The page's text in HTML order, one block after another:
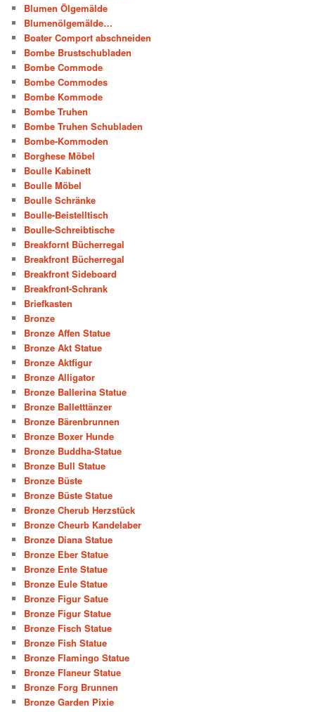
Blumen Ölgemälde
Blumenölgemälde…
Boater Comport abschneiden
Bombe Brustschubladen
Bombe Commode
Bombe Commodes
Bombe Kommode
Bombe Truhen
Bombe Truhen Schubladen
Bombe-Kommoden
Borghese Möbel
Boulle Kabinett
Boulle Möbel
Boulle Schränke
Boulle-Beistelltisch
Boulle-Schreibtische
Breakfornt Bücherregal
Breakfront Bücherregal
Breakfront Sideboard
Breakfront-Schrank
Briefkasten
Bronze
Bronze Affen Statue
Bronze Akt Statue
Bronze Aktfigur
Bronze Alligator
Bronze Ballerina Statue
Bronze Balletttänzer
Bronze Bärenbrunnen
Bronze Boxer Hunde
Bronze Buddha-Statue
Bronze Bull Statue
Bronze Büste
Bronze Büste Statue
Bronze Cherub Herzstück
Bronze Cheurb Kandelaber
Bronze Diana Statue
Bronze Eber Statue
Bronze Ente Statue
Bronze Eule Statue
Bronze Figur Satue
Bronze Figur Statue
Bronze Fisch Statue
Bronze Fish Statue
Bronze Flamingo Statue
Bronze Flaneur Statue
Bronze Forg Brunnen
Bronze Garden Pixie